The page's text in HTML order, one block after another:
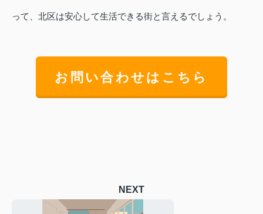
って、北区は安心して生活できる街と言えるでしょう。
お問い合わせはこちら
NEXT